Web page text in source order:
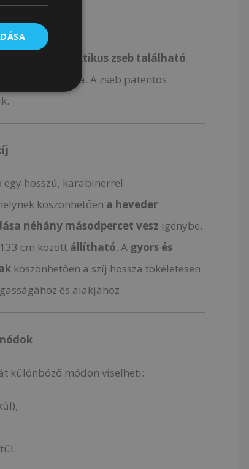
egy praktikus zseb található
telefon számára. A zseb patentos
hosszú, karabinerrel
köszönhetően a heveder
néhány másodpercet vesz igénybe.
cm között állítható. A gyors és
köszönhetően a szíj hossza tökéletesen
és alakjához.
különböző módon viselheti: